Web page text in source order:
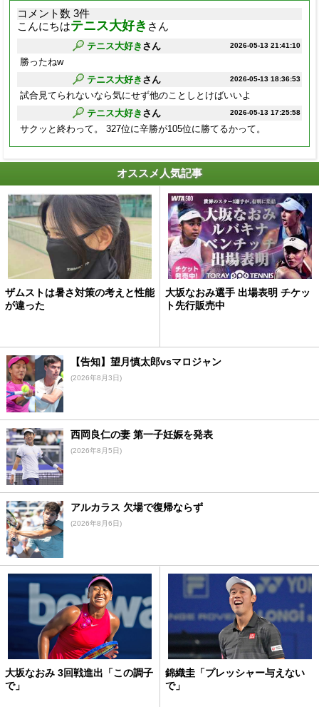
コメント数 3件
こんにちはテニス大好き さん
2026-05-13 21:41:10
テニス大好き さん
勝ったねw
2026-05-13 18:36:53
テニス大好き さん
試合見てられないなら気にせず他のことしとけばいいよ
2026-05-13 17:25:58
テニス大好き さん
サクッと終わって。 327位に辛勝が105位に勝てるかって。
オススメ人気記事
ザムストは暑さ対策の考えと性能
が違った
大坂なおみ選手 出場表明 チケッ
ト先行販売中
【告知】望月慎太郎vsマロジャン
(2026年8月3日)
西岡良仁の妻 第一子妊娠を発表
(2026年8月5日)
アルカラス 欠場で復帰ならず
(2026年8月6日)
大坂なおみ 3回戦進出「この調子
で」
錦織圭「プレッシャー与えない
で」